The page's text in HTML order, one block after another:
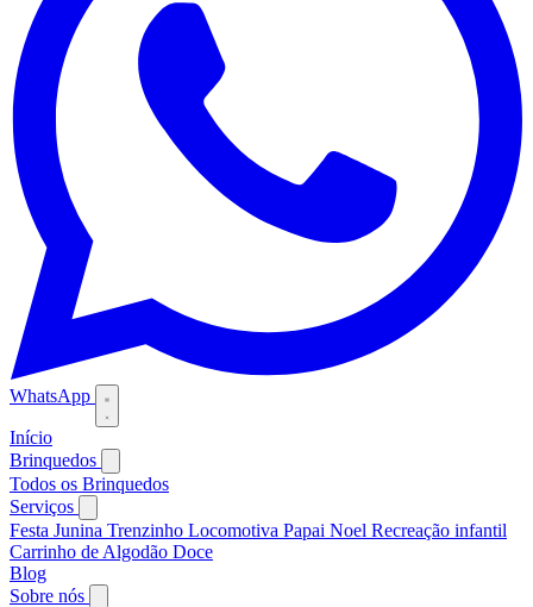
WhatsApp
Início
Brinquedos
Todos os Brinquedos
Serviços
Festa Junina Trenzinho Locomotiva Papai Noel Recreação infantil
Carrinho de Algodão Doce
Blog
Sobre nós